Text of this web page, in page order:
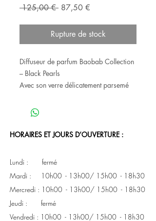
125,00 € Prix
87,50 €
Rupture de stock
Diffuseur de parfum Baobab Collection
– Black Pearls
Avec son verre délicatement parsemé
Pearlsévoque la beauté rare et
Élégant et intemporel, il s'intègre
fragrances emblématiques de la
Maison.
Fragrance
Son parfum sophistiqué associe la
fraîcheur épicée dugingembreà la
HORAIRES ET JOURS D’OUVERTURE :
Lundi : fermé
Mardi : 10h00 - 13h00/ 15h00 - 18h30
Mercredi : 10h00 - 13h00/ 15h00 - 18h30
Jeudi : fermé
Vendredi : 10h00 - 13h00/ 15h00 - 18h30